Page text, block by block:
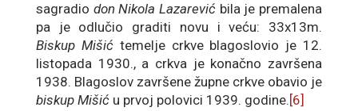
sagradio don Nikola Lazarević bila je premalena
pa je odlučio graditi novu i veću: 33x13m.
Biskup Mišićtemelje crkve blagoslovio je 12.
listopada 1930., a crkva je konačno završena
1938. Blagoslov završene župne crkve obavio je
biskup Mišiću prvoj polovici 1939. godine. [6]